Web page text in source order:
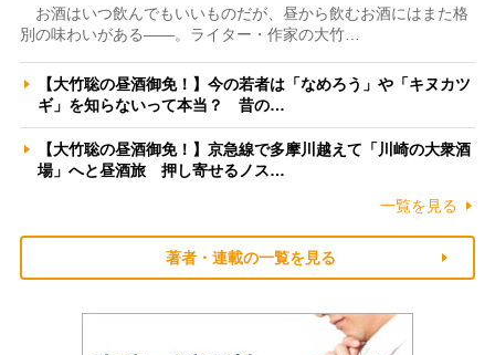
お酒はいつ飲んでもいいものだが、昼から飲むお酒にはまた格
別の味わいがある――。ライター・作家の大竹…
【大竹聡の昼酒御免！】今の若者は「なめろう」や「キヌカツ
ギ」を知らないって本当？ 昔の…
【大竹聡の昼酒御免！】京急線で多摩川越えて「川崎の大衆酒
場」へと昼酒旅 押し寄せるノス…
一覧を見る
著者・連載の一覧を見る